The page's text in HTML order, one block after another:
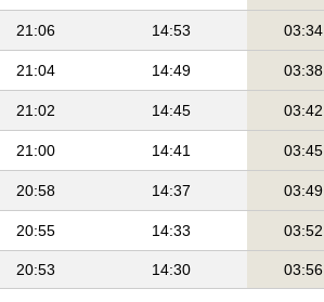
21:06 14:53 03:34
21:04 14:49 03:38
21:02 14:45 03:42
21:00 14:41 03:45
20:58 14:37 03:49
20:55 14:33 03:52
20:53 14:30 03:56